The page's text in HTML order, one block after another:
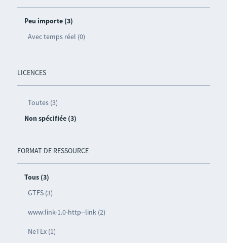
Peu importe (3)
Avec temps réel (0)
LICENCES
Toutes (3)
Non spécifiée (3)
FORMAT DE RESSOURCE
Tous (3)
GTFS (3)
www:link-1.0-http--link (2)
NeTEx (1)